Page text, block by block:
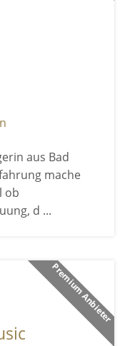
aus Bad
mache
ob
d ...
Premium Anbieter